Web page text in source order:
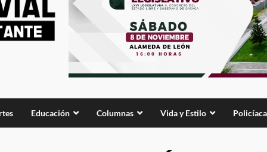
Educación Columnas Vida y Estilo Policíaca